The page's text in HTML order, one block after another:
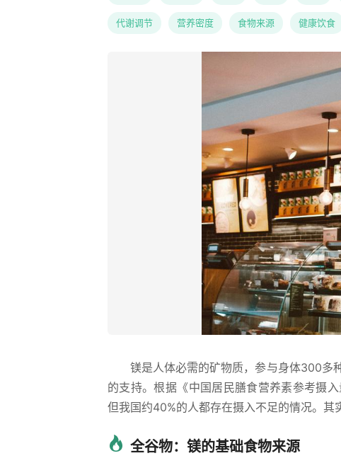
代谢调节 营养密度 食物来源 健康饮食
镁是人体必需的矿物质，参与身体300
的支持。根据《中国居民膳食营养素参考摄
但我国约40%的人都存在摄入不足的情况。其
全谷物：镁的基础食物来源